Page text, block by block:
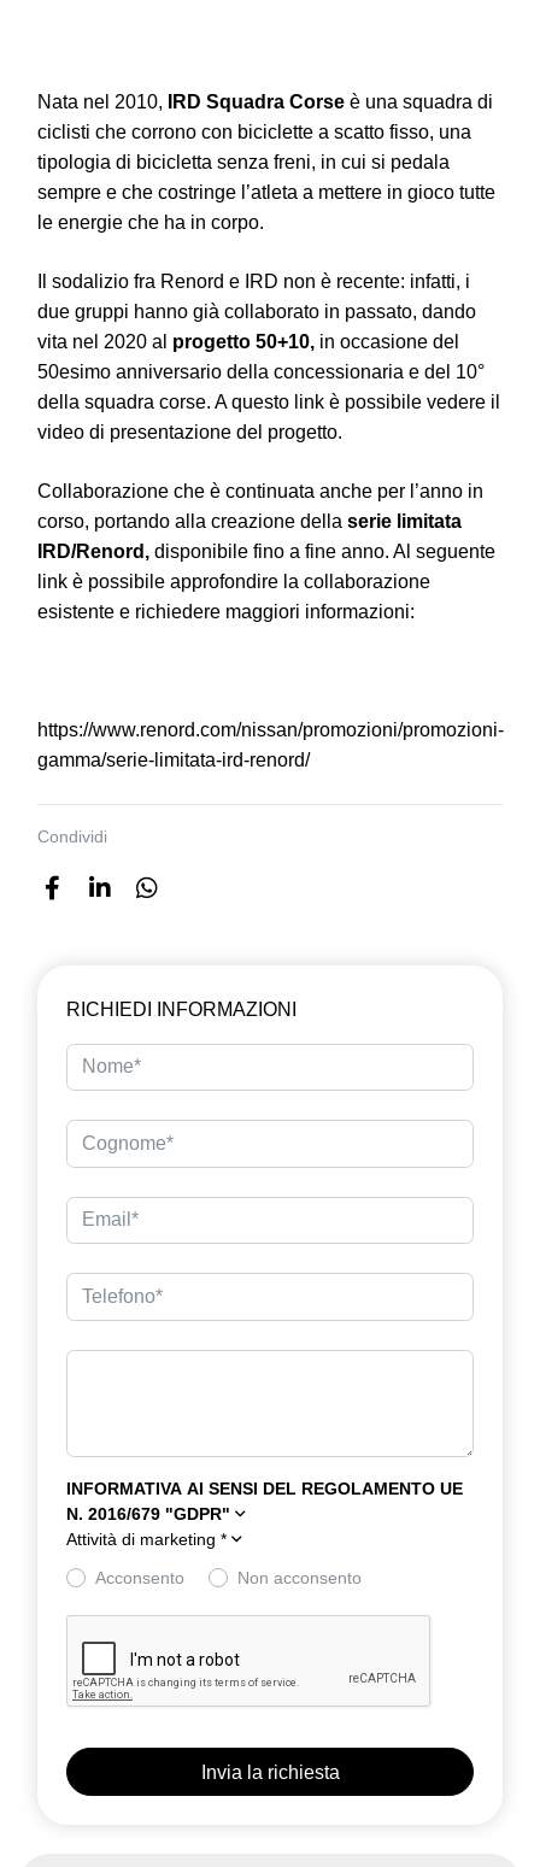
Nata nel 2010, IRD Squadra Corse è una squadra di
ciclisti che corrono con biciclette a scatto fisso, una
tipologia di bicicletta senza freni, in cui si pedala
sempre e che costringe l’atleta a mettere in gioco tutte
le energie che ha in corpo.
Il sodalizio fra Renord e IRD non è recente: infatti, i
due gruppi hanno già collaborato in passato, dando
vita nel 2020 al progetto 50+10, in occasione del
50esimo anniversario della concessionaria e del 10°
della squadra corse. A questo link è possibile vedere il
video di presentazione del progetto.
Collaborazione che è continuata anche per l’anno in
corso, portando alla creazione della serie limitata
IRD/Renord, disponibile fino a fine anno. Al seguente
link è possibile approfondire la collaborazione
esistente e richiedere maggiori informazioni:
https://www.renord.com/nissan/promozioni/promozioni-
gamma/serie-limitata-ird-renord/
Condividi
RICHIEDI INFORMAZIONI
INFORMATIVA AI SENSI DEL REGOLAMENTO UE
N. 2016/679 "GDPR"
Attività di marketing *
Acconsento Non acconsento